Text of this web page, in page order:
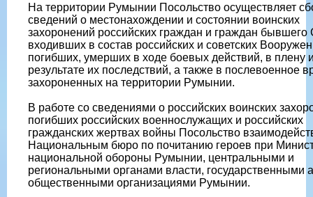
На территории Румынии Посольство осуществляет
сведений о местонахождении и состоянии воинских
захоронений российских граждан и граждан
входивших в состав российских и советских
погибших, умерших в ходе боевых действий, в плену
результате их последствий, а также в послевоенное
захороненных на территории Румынии.
В работе со сведениями о российских воинских
погибших российских военнослужащих и российских
гражданских жертвах войны Посольство
Национальным бюро по почитанию героев при
национальной обороны Румынии, центральными и
региональными органами власти, государственными
общественными организациями Румынии.